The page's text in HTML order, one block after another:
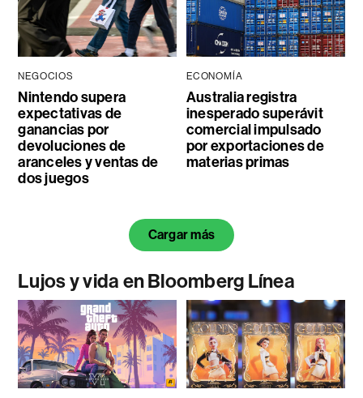
NEGOCIOS
Nintendo supera
expectativas de
ganancias por
devoluciones de
aranceles y ventas de
dos juegos
ECONOMÍA
Australia registra
inesperado superávit
comercial impulsado
por exportaciones de
materias primas
Cargar más
Lujos y vida en Bloomberg Línea